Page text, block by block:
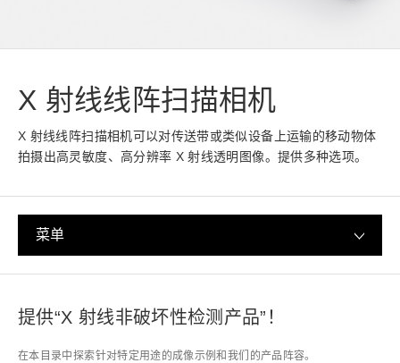
X 射线线阵扫描相机
X 射线线阵扫描相机可以对传送带或类似设备上运输的移动物体
拍摄出高灵敏度、高分辨率 X 射线透明图像。提供多种选项。
菜单
提供“X 射线非破坏性检测产品”！
在本目录中探索针对特定用途的成像示例和我们的产品阵容。